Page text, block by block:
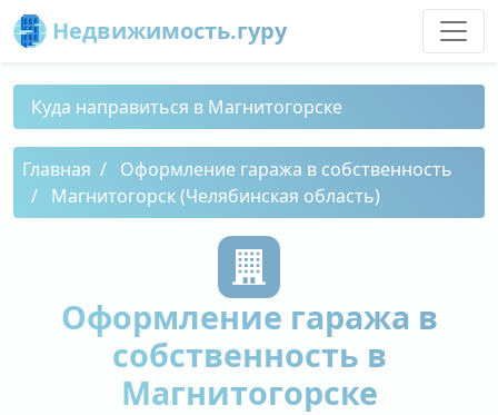
Недвижимость.гуру
Куда направиться в Магнитогорске
Главная
Оформление гаража в собственность
Магнитогорск (Челябинская область)
Оформление гаража в
собственность в
Магнитогорске